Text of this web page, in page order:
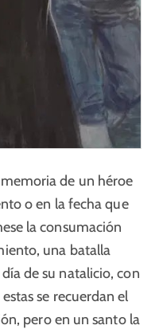
de un héroe
o en la fecha que
la consumación
una batalla
de su natalicio, con
se recuerdan el
pero en un santo la